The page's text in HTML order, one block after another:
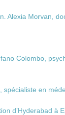
Alexia Morvan,
Colombo,
en
d’Hyderabad à